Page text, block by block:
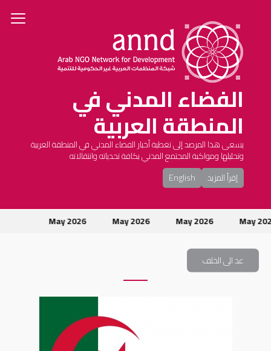
الفضاء المدني في
المنطقة العربية
يسعى هذا المرصد إلى تغطية أخبار الفضاء المدني في المنطقة العربية
وتحليلها ومواكبة المجتمع المدني بكافة تحدياته وانتقالاته
إقرأ المزيد
English
May 2026 May 2026 May 2026 May
عد الى الخلف